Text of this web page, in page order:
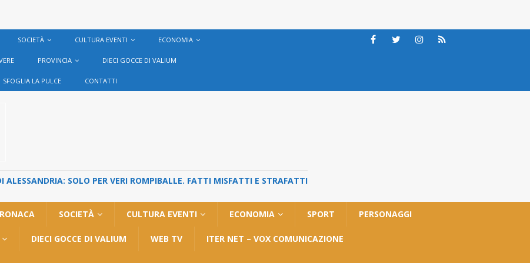
SOCIETÀ CULTURA EVENTI ECONOMIA
PROVINCIA DIECI GOCCE DI VALIUM
SFOGLIA LA PULCE CONTATTI
ALESSANDRIA: SOLO PER VERI ROMPIBALLE. FATTI MISFATTI E STRAFATTI
SOCIETÀ CULTURA EVENTI ECONOMIA SPORT PERSONAGGI
DIECI GOCCE DI VALIUM WEB TV ITER NET – VOX COMUNICAZIONE